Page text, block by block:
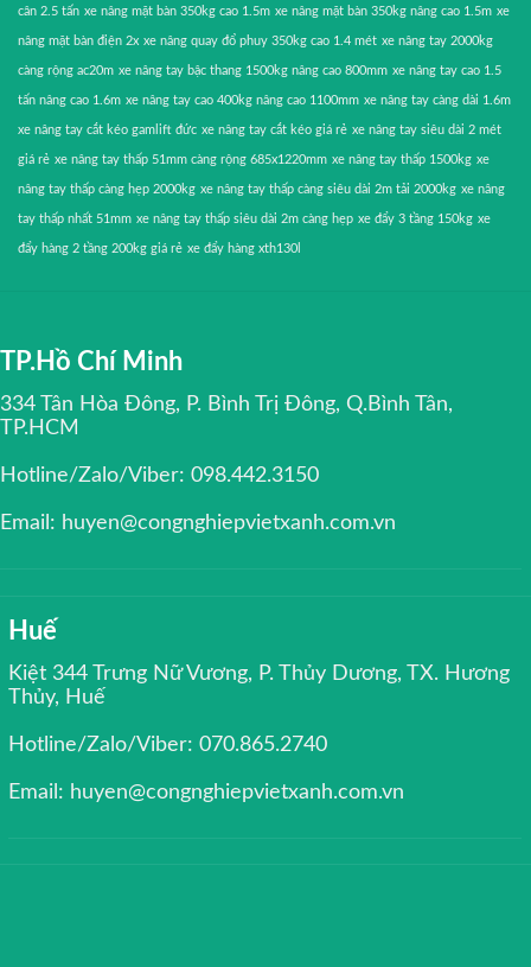
cân 2.5 tấn xe nâng mặt bàn 350kg cao 1.5m xe nâng mặt bàn 350kg nâng cao 1.5m xe
nâng mặt bàn điện 2x xe nâng quay đổ phuy 350kg cao 1.4 mét xe nâng tay 2000kg
càng rộng ac20m xe nâng tay bậc thang 1500kg nâng cao 800mm xe nâng tay cao 1.5
tấn nâng cao 1.6m xe nâng tay cao 400kg nâng cao 1100mm xe nâng tay càng dài 1.6m
xe nâng tay cắt kéo gamlift đức xe nâng tay cắt kéo giá rẻ xe nâng tay siêu dài 2 mét
giá rẻ xe nâng tay thấp 51mm càng rộng 685x1220mm xe nâng tay thấp 1500kg xe
nâng tay thấp càng hẹp 2000kg xe nâng tay thấp càng siêu dài 2m tải 2000kg xe nâng
tay thấp nhất 51mm xe nâng tay thấp siêu dài 2m càng hẹp xe đẩy 3 tầng 150kg xe
đẩy hàng 2 tầng 200kg giá rẻ xe đẩy hàng xth130l
TP.Hồ Chí Minh
334 Tân Hòa Đông, P. Bình Trị Đông, Q.Bình Tân,
TP.HCM
Hotline/Zalo/Viber: 098.442.3150
Email: huyen@congnghiepvietxanh.com.vn
Huế
Kiệt 344 Trưng Nữ Vương, P. Thủy Dương, TX. Hương
Thủy, Huế
Hotline/Zalo/Viber: 070.865.2740
Email: huyen@congnghiepvietxanh.com.vn